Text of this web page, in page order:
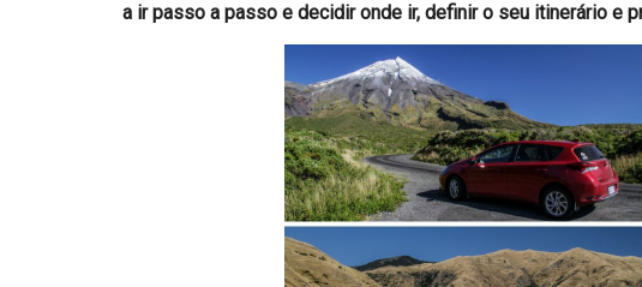
a ir passo a passo e decidir onde ir, definir o seu itinerário e